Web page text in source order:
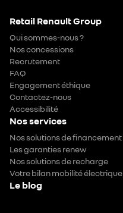
Retail Renault Group
Qui sommes-nous ?
Nos concessions
Recrutement
FAQ
Engagement éthique
Contactez-nous
Accessibilité
Nos services
Nos solutions de financement
Les garanties renew
Nos solutions de recharge
Votre bilan mobilité électrique
Le blog